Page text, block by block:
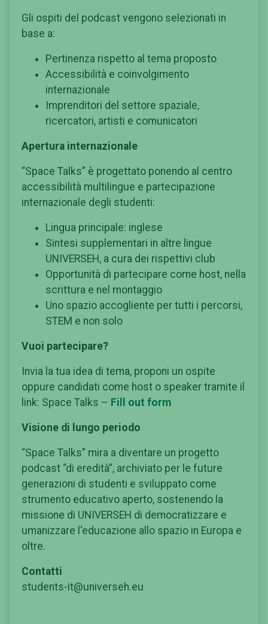
Gli ospiti del podcast vengono selezionati in
base a:
Pertinenza rispetto al tema proposto
Accessibilità e coinvolgimento
internazionale
Imprenditori del settore spaziale,
ricercatori, artisti e comunicatori
Apertura internazionale
“Space Talks” è progettato ponendo al centro
accessibilità multilingue e partecipazione
internazionale degli studenti:
Lingua principale: inglese
Sintesi supplementari in altre lingue
UNIVERSEH, a cura dei rispettivi club
Opportunità di partecipare come host, nella
scrittura e nel montaggio
Uno spazio accogliente per tutti i percorsi,
STEM e non solo
Vuoi partecipare?
Invia la tua idea di tema, proponi un ospite
oppure candidati come host o speaker tramite il
link: Space Talks – Fill out form
Visione di lungo periodo
“Space Talks” mira a diventare un progetto
podcast “di eredità”, archiviato per le future
generazioni di studenti e sviluppato come
strumento educativo aperto, sostenendo la
missione di UNIVERSEH di democratizzare e
umanizzare l'educazione allo spazio in Europa e
oltre.
Contatti
students-it@universeh.eu